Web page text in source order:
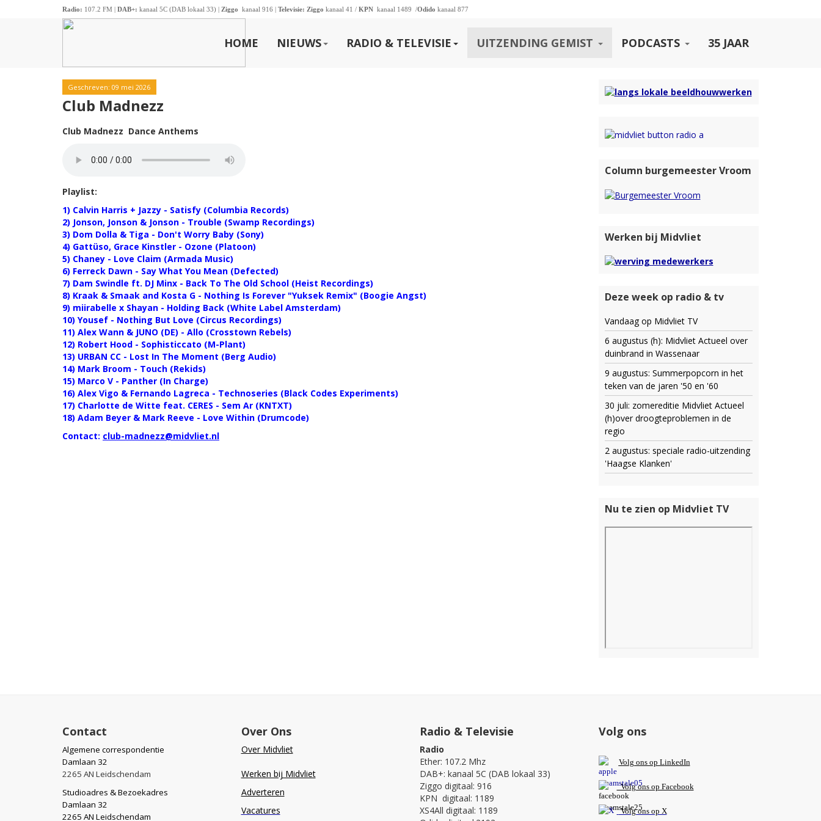
Radio: 107.2 FM | DAB+: kanaal 5C (DAB lokaal 33) | Ziggo kanaal 916 | Televisie: Ziggo kanaal 41 / KPN kanaal 1489 /Odido kanaal 877
HOME NIEUWS RADIO & TELEVISIE UITZENDING GEMIST PODCASTS 35 JAAR
Geschreven: 09 mei 2026
Club Madnezz
Club Madnezz Dance Anthems
Playlist:
1) Calvin Harris + Jazzy - Satisfy (Columbia Records)
2) Jonson, Jonson & Jonson - Trouble (Swamp Recordings)
3) Dom Dolla & Tiga - Don't Worry Baby (Sony)
4) Gattüso, Grace Kinstler - Ozone (Platoon)
5) Chaney - Love Claim (Armada Music)
6) Ferreck Dawn - Say What You Mean (Defected)
7) Dam Swindle ft. DJ Minx - Back To The Old School (Heist Recordings)
8) Kraak & Smaak and Kosta G - Nothing Is Forever "Yuksek Remix" (Boogie Angst)
9) miirabelle x Shayan - Holding Back (White Label Amsterdam)
10) Yousef - Nothing But Love (Circus Recordings)
11) Alex Wann & JUNO (DE) - Allo (Crosstown Rebels)
12) Robert Hood - Sophisticcato (M-Plant)
13) URBAN CC - Lost In The Moment (Berg Audio)
14) Mark Broom - Touch (Rekids)
15) Marco V - Panther (In Charge)
16) Alex Vigo & Fernando Lagreca - Technoseries (Black Codes Experiments)
17) Charlotte de Witte feat. CERES - Sem Ar (KNTXT)
18) Adam Beyer & Mark Reeve - Love Within (Drumcode)
Contact: club-madnezz@midvliet.nl
Column burgemeester Vroom
Werken bij Midvliet
Deze week op radio & tv
Vandaag op Midvliet TV
6 augustus (h): Midvliet Actueel over
duinbrand in Wassenaar
9 augustus: Summerpopcorn in het
teken van de jaren '50 en '60
30 juli: zomereditie Midvliet Actueel
(h)over droogteproblemen in de
regio
2 augustus: speciale radio-uitzending
'Haagse Klanken'
Nu te zien op Midvliet TV
Contact
Algemene correspondentie
Damlaan 32
2265 AN Leidschendam
Studioadres & Bezoekadres
Damlaan 32
2265 AN Leidschendam
Over Ons
Over Midvliet
Werken bij Midvliet
Adverteren
Vacatures
Radio & Televisie
Radio
Ether: 107.2 Mhz
DAB+: kanaal 5C (DAB lokaal 33)
Ziggo digitaal: 916
KPN digitaal: 1189
XS4All digitaal: 1189
Volg ons
Volg ons op LinkedIn
Volg ons op Facebook
Volg ons op X